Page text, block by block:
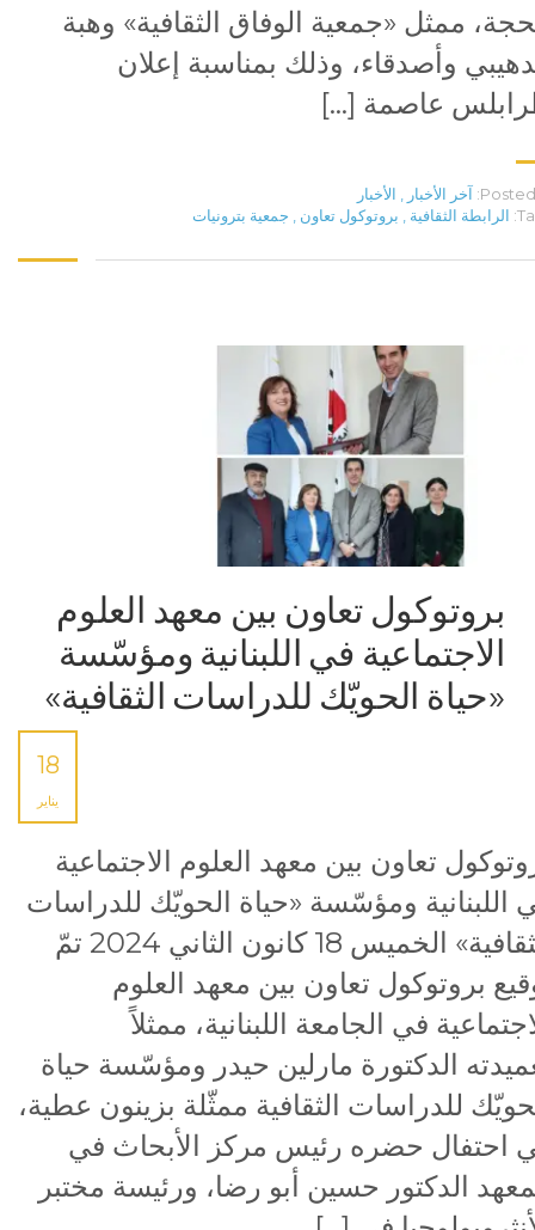
ممثل «جمعية الوفاق الثقافية» وهبة
وأصدقاء، وذلك بمناسبة إعلان
عاصمة […]
Posted آخر الأخبار
الأخبار
الرابطة الثقافية بروتوكول تعاون جمعية بترونيات
بروتوكول تعاون بين معهد العلوم
الاجتماعية في اللبنانية ومؤسّسة
«حياة الحويّك للدراسات الثقافية»
18
يناير
تعاون بين معهد العلوم الاجتماعية
اللبنانية ومؤسّسة «حياة الحويّك للدراسات
الثقافية» الخميس 18 كانون الثاني 2024 تمّ
بروتوكول تعاون بين معهد العلوم
في الجامعة اللبنانية، ممثلاً
الدكتورة مارلين حيدر ومؤسّسة حياة
للدراسات الثقافية ممثّلة بزينون عطية،
احتفال حضره رئيس مركز الأبحاث في
الدكتور حسين أبو رضا، ورئيسة مختبر